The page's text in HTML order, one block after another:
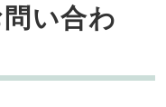
い合わ